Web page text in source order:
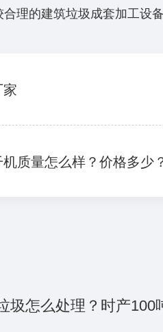
理的建筑垃圾成套加工设
家
质量怎么样？价格多少
圾怎么处理？时产100